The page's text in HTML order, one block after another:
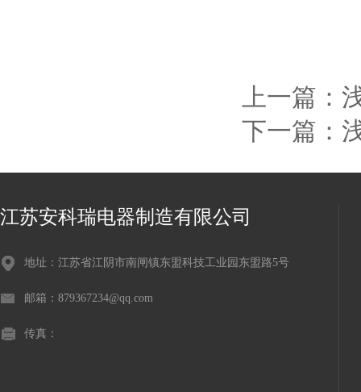
上一篇：
下一篇：
江苏安科瑞电器制造有限公司
地址：江苏省江阴市南闸镇东盟科技工业园东盟路5号
邮箱：879367234@qq.com
传真：